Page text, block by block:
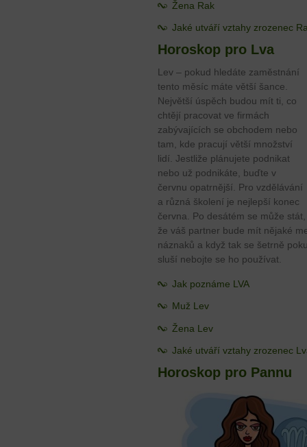
Žena Rak
Jaké utváří vztahy zrozenec
Horoskop pro Lva
Lev – pokud hledáte zaměstnání
tento měsíc máte větší šance.
Největší úspěch budou mít ti, co
chtějí pracovat ve firmách
zabývajících se obchodem nebo
tam, kde pracují větší množství
lidí. Jestliže plánujete podnikat
nebo už podnikáte, buďte v
červnu opatrnější. Pro vzdělávání
a různá školení je nejlepší konec
června. Po desátém se může stát,
že váš partner bude mít nějaké
náznaků a když tak se šetrně
sluší nebojte se ho používat.
Jak poznáme LVA
Muž Lev
Žena Lev
Jaké utváří vztahy zrozenec
Horoskop pro Pannu